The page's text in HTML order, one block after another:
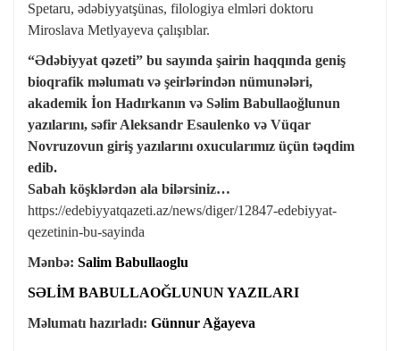
Spetaru, ədəbiyyatşünas, filologiya elmləri doktoru
Miroslava Metlyayeva çalışıblar.
“Ədəbiyyat qəzeti” bu sayında şairin haqqında geniş
bioqrafik məlumatı və şeirlərindən nümunələri,
akademik İon Hadırkanın və Səlim Babullaoğlunun
yazılarını, səfir Aleksandr Esaulenko və Vüqar
Novruzovun giriş yazılarını oxucularımız üçün təqdim
edib.
Sabah köşklərdən ala bilərsiniz…
https://edebiyyatqazeti.az/news/diger/12847-edebiyyat-
qezetinin-bu-sayinda
Mənbə: Salim Babullaoglu
SƏLİM BABULLAOĞLUNUN YAZILARI
Məlumatı hazırladı: Günnur Ağayeva